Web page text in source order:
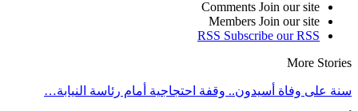
Comments Join our site
Members Join our site
RSS Subscribe our RSS
More Stories
سنة على وفاة أسيدون.. وقفة احتجاجية أمام رئاسة النيابة…